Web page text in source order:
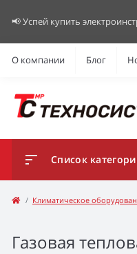
📢 Успей купить
О компании Блог
Список
Климатическое
Газовая